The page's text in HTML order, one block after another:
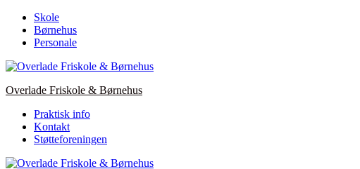
Skip
content
Skole
Børnehus
Personale
Overlade Friskole & Børnehus
Praktisk info
Kontakt
Støtteforeningen